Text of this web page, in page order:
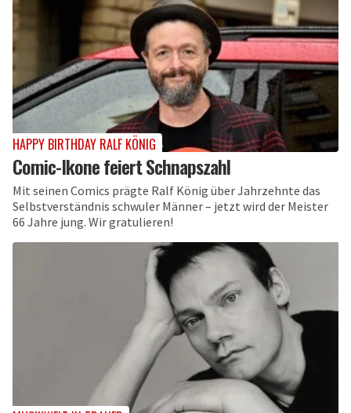
HAPPY BIRTHDAY RALF KÖNIG
Comic-Ikone feiert Schnapszahl
Mit seinen Comics prägte Ralf König über Jahrzehnte das
Selbstverständnis schwuler Männer – jetzt wird der Meister
66 Jahre jung. Wir gratulieren!